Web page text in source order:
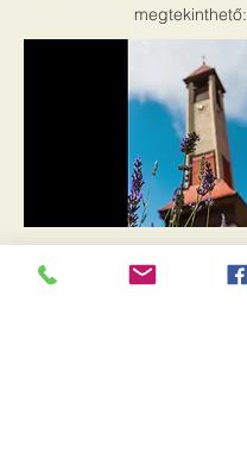
megtekinthető: